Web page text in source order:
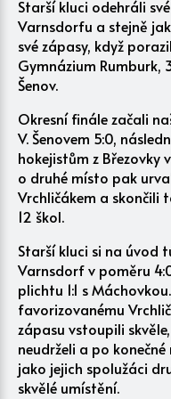
Starší kluci odehráli
Varnsdorfu a stejně
své zápasy, když
Gymnázium Rumburk,
Šenov.
Okresní finále začali
V. Šenovem 5:0,
hokejistům z Březovky
o druhé místo pak
Vrchličákem a skončili
12 škol.
Starší kluci si na úvod
Varnsdorf v poměru
plichtu 1:1 s
favorizovanému
zápasu vstoupili
neudrželi a po
jako jejich spolužáci
skvělé umístění.